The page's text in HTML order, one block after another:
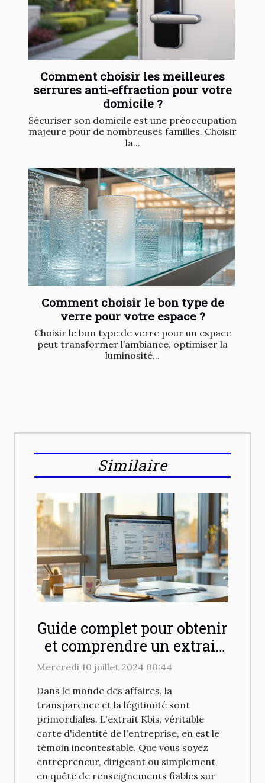
Comment choisir les meilleures
serrures anti-effraction pour votre
domicile ?
Sécuriser son domicile est une préoccupation
majeure pour de nombreuses familles. Choisir
la...
Comment choisir le bon type de
verre pour votre espace ?
Choisir le bon type de verre pour un espace
peut transformer l’ambiance, optimiser la
luminosité...
Similaire
Guide complet pour obtenir
et comprendre un extrait
Kbis en ligne
Mercredi 10 juillet 2024 00:44
Dans le monde des affaires, la
transparence et la légitimité sont
primordiales. L'extrait Kbis, véritable
carte d'identité de l'entreprise, en est le
témoin incontestable. Que vous soyez
entrepreneur, dirigeant ou simplement
en quête de renseignements fiables sur